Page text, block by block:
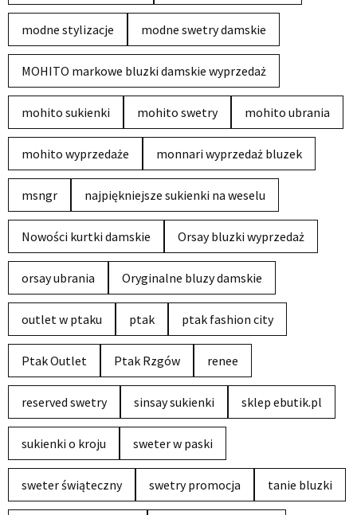
modne stylizacje modne swetry damskie
MOHITO markowe bluzki damskie wyprzedaż
mohito sukienki mohito swetry mohito ubrania
mohito wyprzedaże monnari wyprzedaż bluzek
msngr najpiękniejsze sukienki na weselu
Nowości kurtki damskie Orsay bluzki wyprzedaż
orsay ubrania Oryginalne bluzy damskie
outlet w ptaku ptak ptak fashion city
Ptak Outlet Ptak Rzgów renee
reserved swetry sinsay sukienki sklep ebutik.pl
sukienki o kroju sweter w paski
sweter świąteczny swetry promocja tanie bluzki